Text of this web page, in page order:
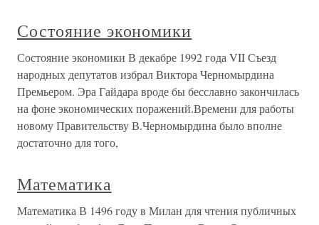
Состояние экономики
Состояние экономики В декабре 1992 года VII Съезд
народных депутатов избрал Виктора Черномырдина
Премьером. Эра Гайдара вроде бы бесславно закончилась
на фоне экономических поражений.Времени для работы
новому Правительству В.Черномырдина было вполне
достаточно для того,
Математика
Математика В 1496 году в Милан для чтения публичных